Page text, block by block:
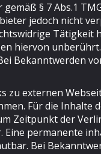
§ 7 Abs.1
jedoch nicht
hiervon
Bekanntwerden
zu externen
Für die
Zeitpunkt der
permanente
Bei